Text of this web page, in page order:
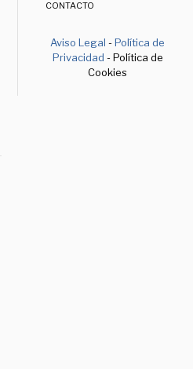
CONTACTO
Aviso Legal -Política de
Privacidad - Política de
Cookies